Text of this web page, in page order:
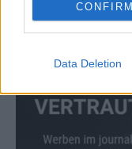
CONFIRM
Data Deletion